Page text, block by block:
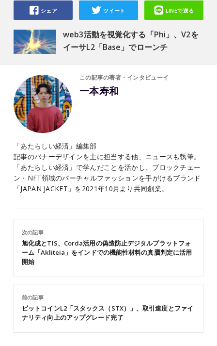
web3活動を視覚化する「Phi」、V2を
イーサL2「Base」でローンチ
シェア ツイート LINEで送る
この記事の著者・インタビューイ
一本寿和
「あたらしい経済」編集部
記事のバナーデザインを主に担当する他、ニュースも執筆。
「あたらしい経済」で学んだことを活かし、ブロックチェー
ン・NFT領域のバーチャルファッションを手がけるブランド
「JAPAN JACKET」を2021年10月より共同創業。
前の記事
ビットコインL2「スタックス（STX）」、取引速度とファイ
ナリティ向上のアップグレード完了
次の記事
旭化成とTIS、Corda活用の偽造防止デジタルプラットフォ
ーム「Akliteia」をインドでの機能性材料の真贋判定に活用
開始